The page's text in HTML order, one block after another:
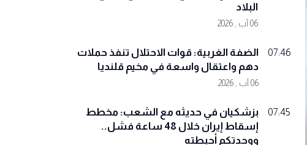
البلاد
06 آب , 2026
07:46
الضفة الغربية: قوات الاحتلال تنفذ حملات
دهم واعتقال واسعة في مخيم قلنديا
06 آب , 2026
07:45
بزشكيان في حديثه مع الشعب: مخطط
إسقاط إيران خلال 48 ساعة فشل..
ووحدتكم أحبطته